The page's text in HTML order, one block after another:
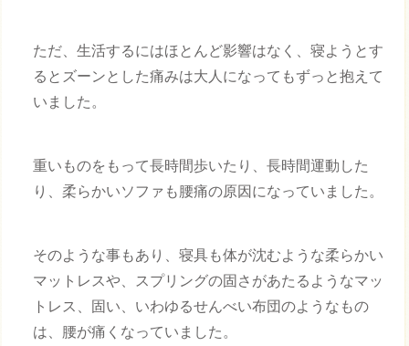
ただ、生活するにはほとんど影響はなく、寝ようとす
るとズーンとした痛みは大人になってもずっと抱えて
いました。
重いものをもって長時間歩いたり、長時間運動した
り、柔らかいソファも腰痛の原因になっていました。
そのような事もあり、寝具も体が沈むような柔らかい
マットレスや、スプリングの固さがあたるようなマッ
トレス、固い、いわゆるせんべい布団のようなもの
は、腰が痛くなっていました。